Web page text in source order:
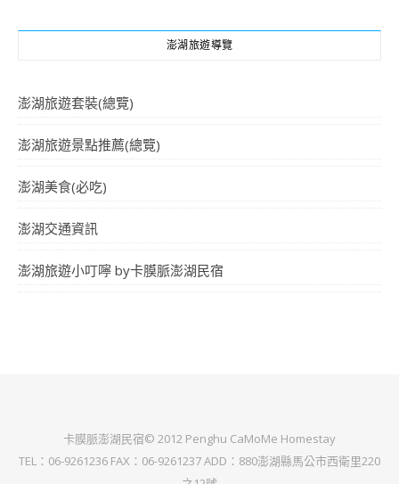
澎湖旅遊導覽
澎湖旅遊套裝(總覽)
澎湖旅遊景點推薦(總覽)
澎湖美食(必吃)
澎湖交通資訊
澎湖旅遊小叮嚀 by卡膜脈澎湖民宿
卡膜脈澎湖民宿© 2012 Penghu CaMoMe Homestay
TEL：06-9261236 FAX：06-9261237 ADD：880澎湖縣馬公市西衛里220